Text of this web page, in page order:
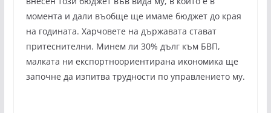
момента и дали въобще ще имаме бюджет до края
на годината. Харчовете на държавата стават
притеснителни. Минем ли 30% дълг към БВП,
малката ни експортноориентирана икономика ще
започне да изпитва трудности по управлението му.